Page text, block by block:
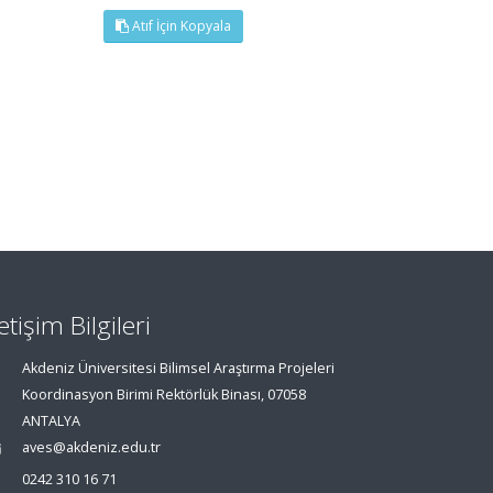
Atıf İçin Kopyala
Bilgileri
Akdeniz Üniversitesi Bilimsel Araştırma Projeleri
Koordinasyon Birimi Rektörlük Binası, 07058
ANTALYA
aves@akdeniz.edu.tr
0242 310 16 71